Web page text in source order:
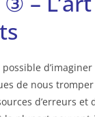
possible
de nous
d’erreurs